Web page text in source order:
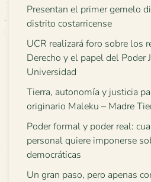
Presentan el primer gemelo
distrito costarricense
UCR realizará foro sobre los
Derecho y el papel del Poder
Universidad
Tierra, autonomía y justicia
originario Maleku – Madre
Poder formal y poder real:
personal quiere imponerse
democráticas
Un gran paso, pero apenas